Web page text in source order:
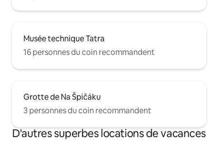
Musée technique Tatra
16 personnes du coin recommandent
Grotte de Na Špičáku
3 personnes du coin recommandent
D'autres superbes locations de vacances